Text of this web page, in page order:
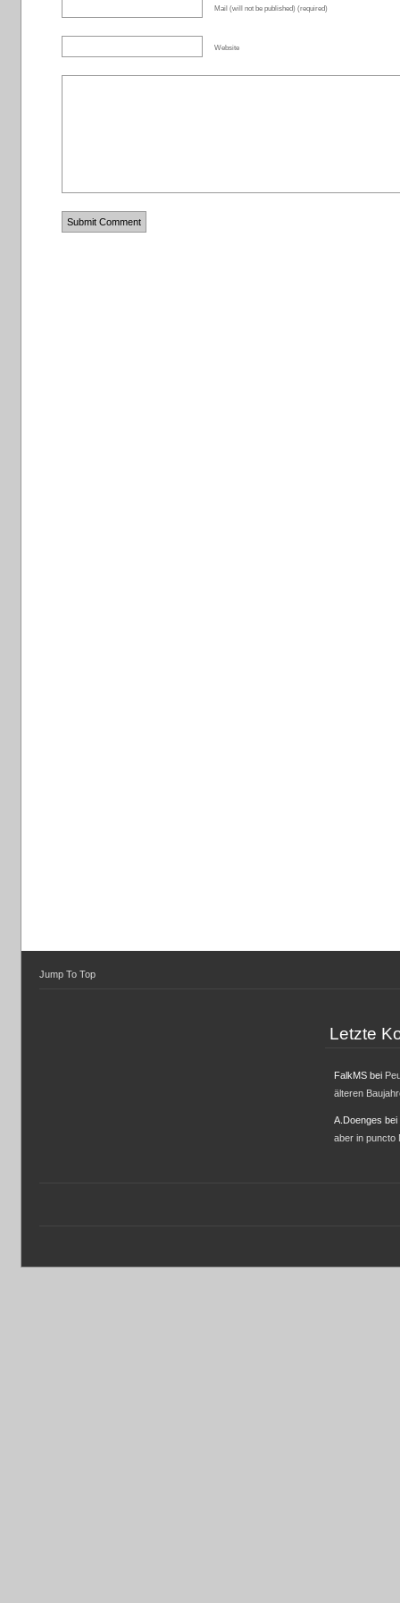
Mail (will not be published) (required)
Website
Jump To Top
Letzte
FalkMSbei
älteren
A.Doenges bei
aber in puncto